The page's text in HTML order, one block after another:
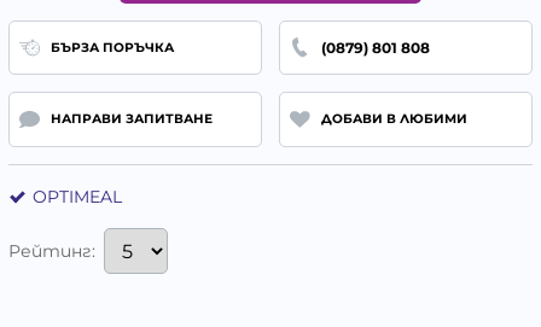
БЪРЗА ПОРЪЧКА (0879) 801 808
НАПРАВИ ЗАПИТВАНЕ ДОБАВИ В ЛЮБИМИ
OPTIMEAL
Рейтинг: